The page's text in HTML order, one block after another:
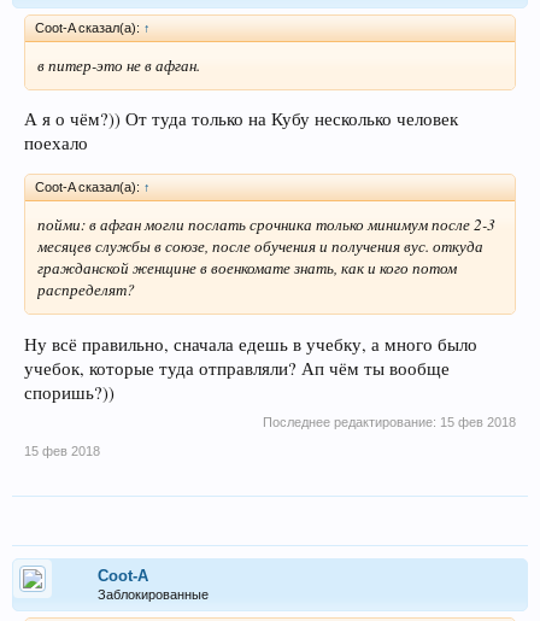
Coot-A сказал(а): ↑
в питер-это не в афган.
А я о чём?)) От туда только на Кубу несколько человек
поехало
Coot-A сказал(а): ↑
пойми: в афган могли послать срочника только минимум после 2-3
месяцев службы в союзе, после обучения и получения вус. откуда
гражданской женщине в военкомате знать, как и кого потом
распределят?
Ну всё правильно, сначала едешь в учебку, а много было
учебок, которые туда отправляли? Ап чём ты вообще
споришь?))
Последнее редактирование: 15 фев 2018
15 фев 2018
Coot-A
Заблокированные